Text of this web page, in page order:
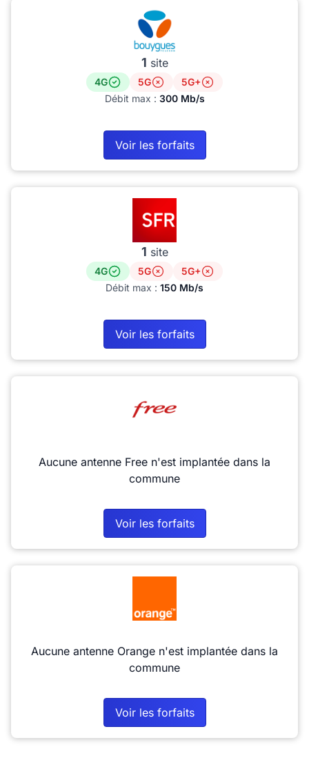
1 site
4G 5G
5G+
Débit max : 300 Mb/s
Voir les forfaits
1 site
4G 5G
5G+
Débit max : 150 Mb/s
Voir les forfaits
Aucune antenne Free n'est implantée dans la
commune
Voir les forfaits
Aucune antenne Orange n'est implantée dans la
commune
Voir les forfaits